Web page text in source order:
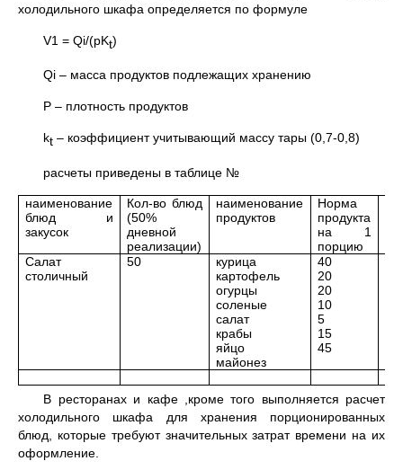
холодильного шкафа определяется по формуле
V1 = Qi/(pKt)
Qi – масса продуктов подлежащих хранению
P – плотность продуктов
kt – коэффициент учитывающий массу тары (0,7-0,8)
расчеты приведены в таблице №
наименование
блюд и
закусок
Кол-во блюд
(50%
дневной
реализации)
наименование
продуктов
Норма
продукта
на 1
порцию
Салат
столичный
50
курица
картофель
огурцы
соленые
салат
крабы
яйцо
майонез
40
20
20
10
5
15
45
В ресторанах и кафе ,кроме того выполняется расчет
холодильного шкафа для хранения порционированных
блюд, которые требуют значительных затрат времени на их
оформление.